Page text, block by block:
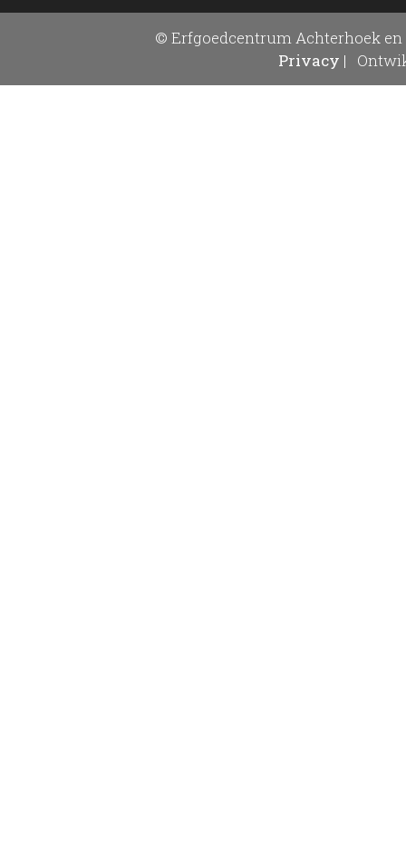
© Erfgoedcentrum Achterhoek en
Privacy |